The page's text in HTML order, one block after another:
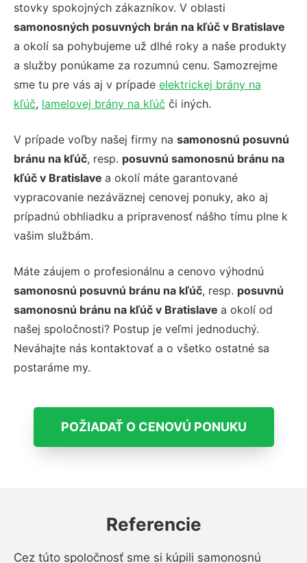
stovky spokojných zákazníkov. V oblasti
samonosných posuvných brán na kľúč v Bratislave
a okolí sa pohybujeme už dlhé roky a naše produkty
a služby ponúkame za rozumnú cenu. Samozrejme
sme tu pre vás aj v prípade elektrickej brány na
kľúč, lamelovej brány na kľúč či iných.
V prípade voľby našej firmy na samonosnú posuvnú
bránu na kľúč, resp. posuvnú samonosnú bránu na
kľúč v Bratislave a okolí máte garantované
vypracovanie nezáväznej cenovej ponuky, ako aj
prípadnú obhliadku a pripravenosť nášho tímu plne k
vašim službám.
Máte záujem o profesionálnu a cenovo výhodnú
samonosnú posuvnú bránu na kľúč, resp. posuvnú
samonosnú bránu na kľúč v Bratislave a okolí od
našej spoločnosti? Postup je veľmi jednoduchý.
Neváhajte nás kontaktovať a o všetko ostatné sa
postaráme my.
POŽIADAŤ O CENOVÚ PONUKU
Referencie
Cez túto spoločnosť sme si kúpili samonosnú